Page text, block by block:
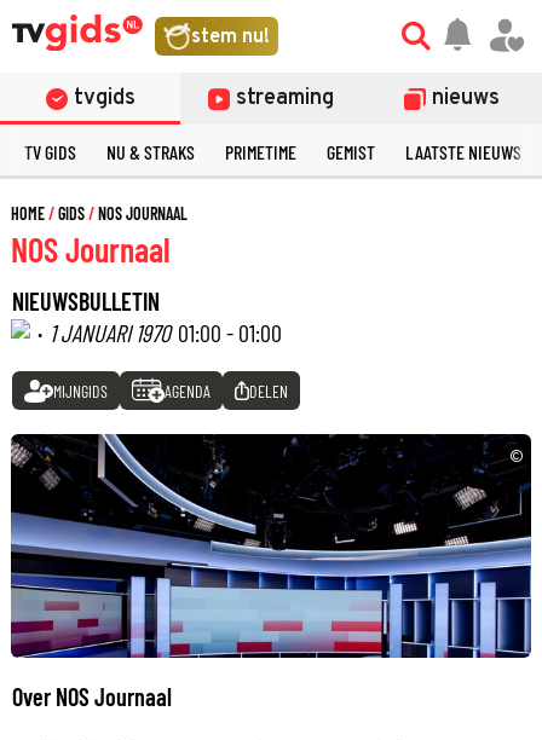
stem nu!
tvgids streaming nieuws
TV GIDS NU & STRAKS PRIMETIME GEMIST LAATSTE NIEUWS
HOME GIDS NOS JOURNAAL
NOS Journaal
NIEUWSBULLETIN
· 1 JANUARI 1970 01:00 - 01:00
MIJNGIDS AGENDA DELEN
©
Over NOS Journaal